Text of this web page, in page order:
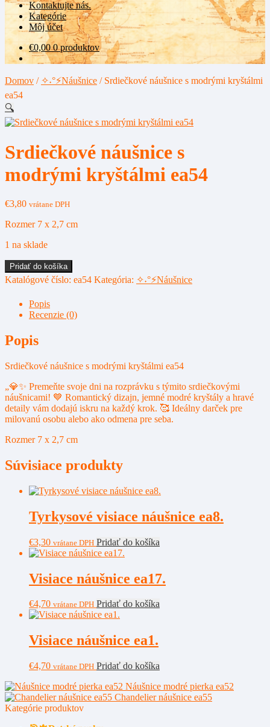
Kontaktujte nás.
Kategórie
Môj účet
€0,00 0 produktov
Domov / ✧˖°⚡Náušnice / Srdiečkové náušnice s modrými kryštálmi
ea54
🔍
Srdiečkové náušnice s
modrými kryštálmi ea54
€3,80 vrátane DPH
Rozmer 7 x 2,7 cm
1 na sklade
množstvo
Srdiečkové
náušnice
modrými
kryštálmi
Pridať do košíka
Katalógové číslo: ea54 Kategória: ✧˖°⚡Náušnice
Popis
Recenzie (0)
Popis
Srdiečkové náušnice s modrými kryštálmi ea54
„💎✨ Premeňte svoje dni na rozprávku s týmito srdiečkovými
náušnicami! 💙 Romantický dizajn, jemné modré kryštály a hravé
detaily vám dodajú iskru na každý krok. 🥰 Ideálny darček pre
milovanú osobu alebo ako odmena pre seba.
Rozmer 7 x 2,7 cm
Súvisiace produkty
Tyrkysové visiace náušnice ea8.
€3,30 vrátane DPH Pridať do košíka
Visiace náušnice ea17.
€4,70 vrátane DPH Pridať do košíka
Visiace náušnice ea1.
€4,70 vrátane DPH Pridať do košíka
Náušnice modré pierka ea52
Chandelier náušnice ea55
Kategórie produktov